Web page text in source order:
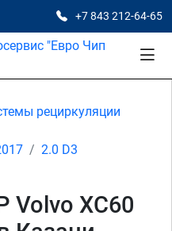
+7 843 212-64-65
рециркуляции
2.0 D3
Volvo XC60